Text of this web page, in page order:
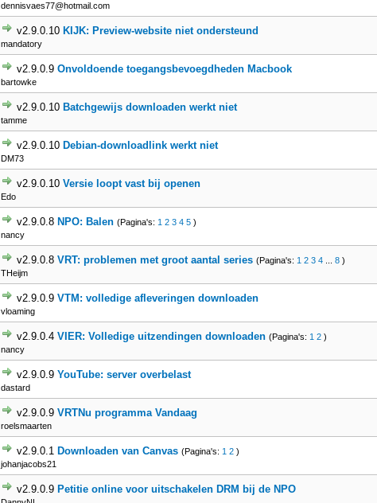
dennisvaes77@hotmail.com
v2.9.0.10 KIJK: Preview-website niet ondersteund
mandatory
v2.9.0.9 Onvoldoende toegangsbevoegdheden Macbook
bartowke
v2.9.0.10 Batchgewijs downloaden werkt niet
tamme
v2.9.0.10 Debian-downloadlink werkt niet
DM73
v2.9.0.10 Versie loopt vast bij openen
Edo
v2.9.0.8 NPO: Balen (Pagina's: 1 2 3 4 5 )
nancy
v2.9.0.8 VRT: problemen met groot aantal series (Pagina's: 1 2 3 4 8 )
THeijm
v2.9.0.9 VTM: volledige afleveringen downloaden
vloaming
v2.9.0.4 VIER: Volledige uitzendingen downloaden (Pagina's: 1 2 )
nancy
v2.9.0.9 YouTube: server overbelast
dastard
v2.9.0.9 VRTNu programma Vandaag
roelsmaarten
v2.9.0.1 Downloaden van Canvas (Pagina's: 1 2 )
johanjacobs21
v2.9.0.9 Petitie online voor uitschakelen DRM bij de NPO